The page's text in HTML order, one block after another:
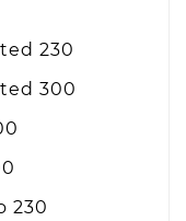
230
300
230